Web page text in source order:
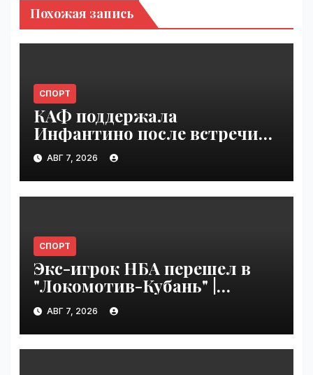
Похожая запись
СПОРТ
КАФ поддержала
Инфантино после встречи
ФИФА в Марокко |
VseTime.ru
АВГ 7, 2026
СПОРТ
Экс-игрок НБА перешел в
"Локомотив-Кубань" |
VseTime.ru
АВГ 7, 2026